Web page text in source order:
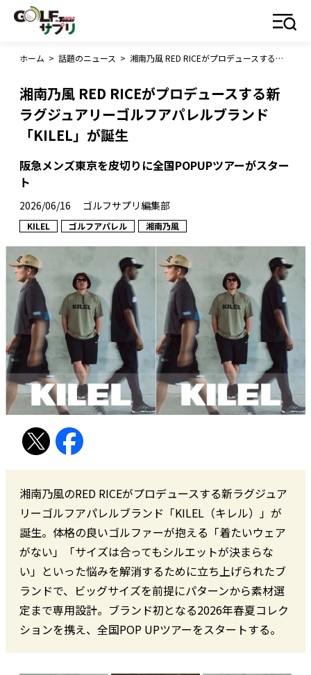
ホーム > 話題のニュース > 湘南乃風 RED RICEがプロデュースする新ラグジュアリーゴルフアパレルブランド「KILEL」が誕生
湘南乃風 RED RICEがプロデュースする新
ラグジュアリーゴルフアパレルブランド
「KILEL」が誕生
阪急メンズ東京を皮切りに全国POPUPツアーがスター
ト
2026/06/16 ゴルフサプリ編集部
KILEL ゴルフアパレル 湘南乃風
湘南乃風のRED RICEがプロデュースする新ラグジュア
リーゴルフアパレルブランド「KILEL（キレル）」が
誕生。体格の良いゴルファーが抱える「着たいウェア
がない」「サイズは合ってもシルエットが決まらな
い」といった悩みを解消するために立ち上げられたブ
ランドで、ビッグサイズを前提にパターンから素材選
定まで専用設計。ブランド初となる2026年春夏コレク
ションを携え、全国POP UPツアーをスタートする。